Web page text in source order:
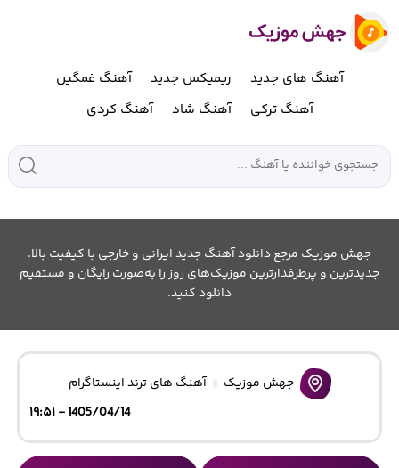
آهنگ های جدید ریمیکس جدید
آهنگ غمگین
آهنگ ترکی
آهنگ شاد آهنگ کردی
جهش موزیک مرجع دانلود آهنگ جدید ایرانی و خارجی با کیفیت بالا.
جدیدترین و پرطرفدارترین موزیک‌های روز را به‌صورت رایگان و مستقیم
دانلود کنید.
جهش موزیک
آهنگ های ترند اینستاگرام
1405/04/14 - ۱۹:۵۱